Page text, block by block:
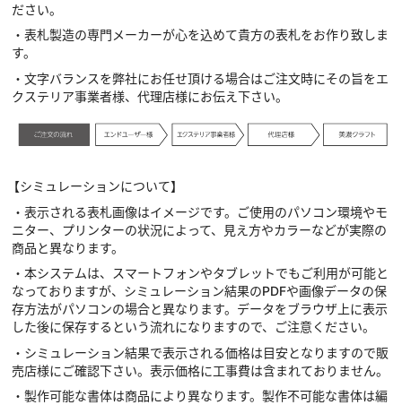
ださい。
・表札製造の専門メーカーが心を込めて貴方の表札をお作り致しま
す。
・文字バランスを弊社にお任せ頂ける場合はご注文時にその旨をエ
クステリア事業者様、代理店様にお伝え下さい。
【シミュレーションについて】
・表示される表札画像はイメージです。ご使用のパソコン環境やモ
ニター、プリンターの状況によって、見え方やカラーなどが実際の
商品と異なります。
・本システムは、スマートフォンやタブレットでもご利用が可能と
なっておりますが、シミュレーション結果のPDFや画像データの保
存方法がパソコンの場合と異なります。データをブラウザ上に表示
した後に保存するという流れになりますので、ご注意ください。
・シミュレーション結果で表示される価格は目安となりますので販
売店様にご確認下さい。表示価格に工事費は含まれておりません。
・製作可能な書体は商品により異なります。製作不可能な書体は編